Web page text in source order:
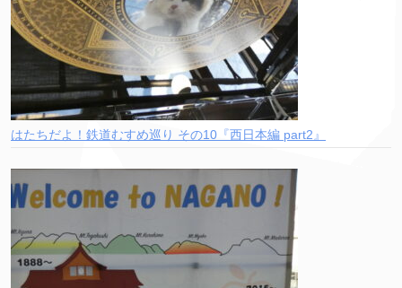
はたちだよ！鉄道むすめ巡り その10『西日本編 part2』